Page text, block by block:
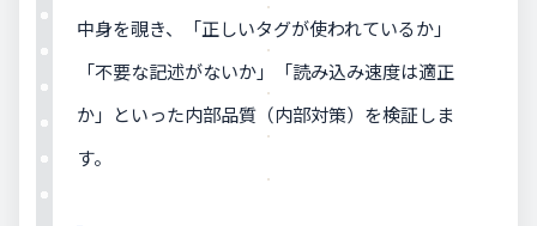
中身を覗き、「正しいタグが使われているか」
「不要な記述がないか」「読み込み速度は適正
か」といった内部品質（内部対策）を検証しま
す。